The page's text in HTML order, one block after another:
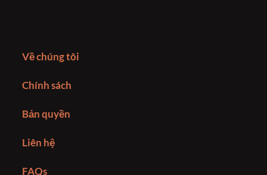
Về chúng tôi
Chính sách
Bản quyền
Liên hệ
FAQs